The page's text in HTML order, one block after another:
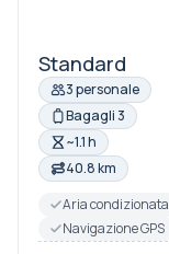
Standard
3 personale
Bagagli 3
~1.1 h
40.8 km
Aria condizionata
Navigazione GPS